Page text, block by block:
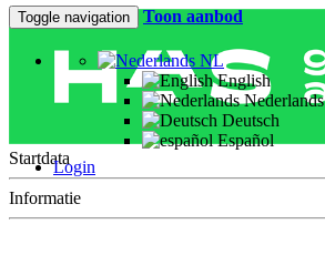
Toggle navigation Toon aanbod
NL
English
Nederlands
Deutsch
Español
Login
Startdata
Informatie